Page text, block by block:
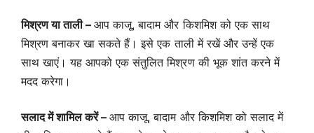
मिश्रण या ताली –आप काजू, बादाम और किशमिश को एक साथ
मिश्रण बनाकर खा सकते हैं। इसे एक ताली में रखें और उन्हें एक
साथ खाएं। यह आपको एक संतुलित मिश्रण की भूक शांत करने में
मदद करेगा।
सलाद में शामिल करें –आप काजू, बादाम और किशमिश को सलाद में